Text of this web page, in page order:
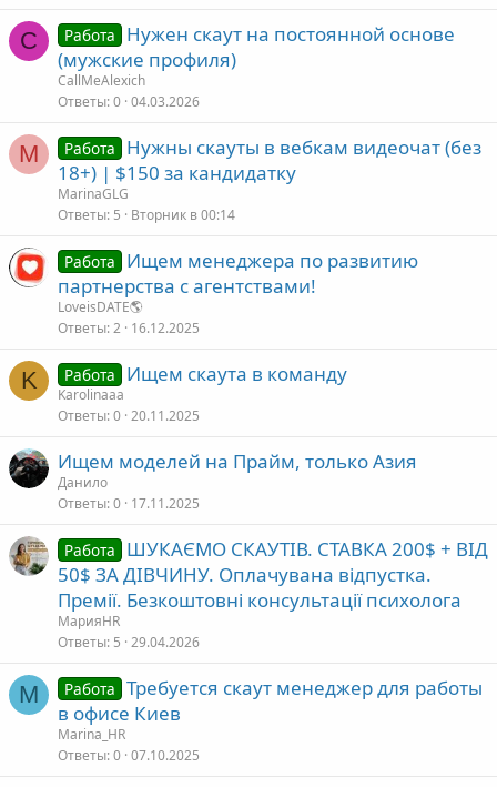
C Работа
Нужен скаут на постоянной основе
(мужские профиля)
CallMeAlexich
Ответы 0 04.03.2026
M Работа
Нужны скауты в вебкам видеочат (без
18+) | $150 за кандидатку
MarinaGLG
Ответы 5 Вторник в 00:14
Работа
Ищем менеджера по развитию
партнерства с агентствами!
LoveisDATE🌎
Ответы 2 16.12.2025
K Работа Ищем скаута в команду
Karolinaaa
Ответы 0 20.11.2025
Ищем моделей на Прайм, только Азия
Данило
Ответы 0 17.11.2025
Работа
ШУКАЄМО СКАУТІВ. СТАВКА 200$ + ВІД
50$ ЗА ДІВЧИНУ. Оплачувана відпустка.
Премії. Безкоштовні консультації психолога
МарияHR
Ответы 5 29.04.2026
M Работа Требуется скаут менеджер для работы
в офисе Киев
Marina_HR
Ответы 0 07.10.2025